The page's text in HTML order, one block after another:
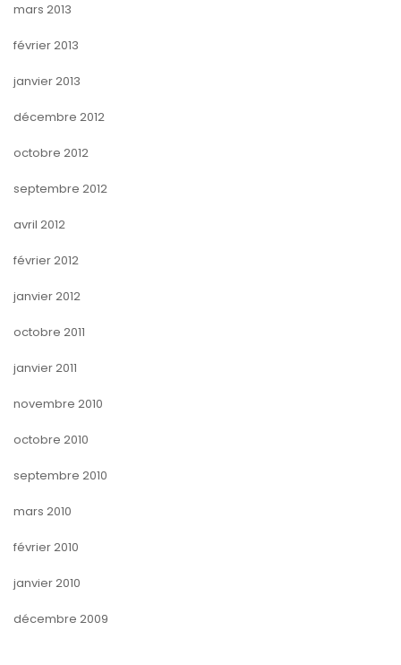
mars 2013
février 2013
janvier 2013
décembre 2012
octobre 2012
septembre 2012
avril 2012
février 2012
janvier 2012
octobre 2011
janvier 2011
novembre 2010
octobre 2010
septembre 2010
mars 2010
février 2010
janvier 2010
décembre 2009